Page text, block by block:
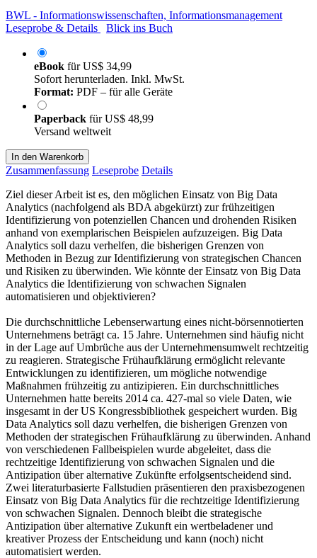
BWL - Informationswissenschaften, Informationsmanagement
Leseprobe & Details
Blick ins Buch
eBook fürUS$ 34,99
Sofort herunterladen. Inkl. MwSt.
Format: PDF – für alle Geräte
Paperback fürUS$ 48,99
Versand weltweit
In den Warenkorb
Zusammenfassung Leseprobe Details
Ziel dieser Arbeit ist es, den möglichen Einsatz von Big Data
Analytics (nachfolgend als BDA abgekürzt) zur frühzeitigen
Identifizierung von potenziellen Chancen und drohenden Risiken
anhand von exemplarischen Beispielen aufzuzeigen. Big Data
Analytics soll dazu verhelfen, die bisherigen Grenzen von
Methoden in Bezug zur Identifizierung von strategischen Chancen
und Risiken zu überwinden. Wie könnte der Einsatz von Big Data
Analytics die Identifizierung von schwachen Signalen
automatisieren und objektivieren?
Die durchschnittliche Lebenserwartung eines nicht-börsennotierten
Unternehmens beträgt ca. 15 Jahre. Unternehmen sind häufig nicht
in der Lage auf Umbrüche aus der Unternehmensumwelt rechtzeitig
zu reagieren. Strategische Frühaufklärung ermöglicht relevante
Entwicklungen zu identifizieren, um mögliche notwendige
Maßnahmen frühzeitig zu antizipieren. Ein durchschnittliches
Unternehmen hatte bereits 2014 ca. 427-mal so viele Daten, wie
insgesamt in der US Kongressbibliothek gespeichert wurden. Big
Data Analytics soll dazu verhelfen, die bisherigen Grenzen von
Methoden der strategischen Frühaufklärung zu überwinden. Anhand
von verschiedenen Fallbeispielen wurde abgeleitet, dass die
rechtzeitige Identifizierung von schwachen Signalen und die
Antizipation über alternative Zukünfte erfolgsentscheidend sind.
Zwei literaturbasierte Fallstudien präsentieren den praxisbezogenen
Einsatz von Big Data Analytics für die rechtzeitige Identifizierung
von schwachen Signalen. Dennoch bleibt die strategische
Antizipation über alternative Zukunft ein wertbeladener und
kreativer Prozess der Entscheidung und kann (noch) nicht
automatisiert werden.